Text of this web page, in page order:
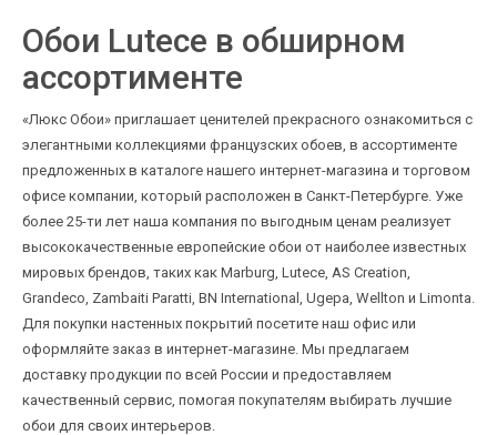
Обои Lutece в обширном
ассортименте
«Люкс Обои» приглашает ценителей прекрасного ознакомиться с
элегантными коллекциями французских обоев, в ассортименте
предложенных в каталоге нашего интернет-магазина и торговом
офисе компании, который расположен в Санкт-Петербурге. Уже
более 25-ти лет наша компания по выгодным ценам реализует
высококачественные европейские обои от наиболее известных
мировых брендов, таких как Marburg, Lutece, AS Creation,
Grandeco, Zambaiti Paratti, BN International, Ugepa, Wellton и Limonta.
Для покупки настенных покрытий посетите наш офис или
оформляйте заказ в интернет-магазине. Мы предлагаем
доставку продукции по всей России и предоставляем
качественный сервис, помогая покупателям выбирать лучшие
обои для своих интерьеров.